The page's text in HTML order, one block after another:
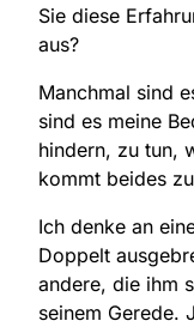
Sie diese
aus?
Manchmal sind
sind es meine
hindern, zu tun,
kommt beides
Ich denke an
Doppelt
andere, die ihm
seinem Gerede.